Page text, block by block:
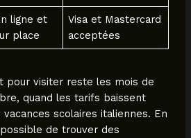
ligne et
place
Visa et Mastercard
acceptées
pour visiter reste les mois de
quand les tarifs baissent
vacances scolaires italiennes. En
de trouver des